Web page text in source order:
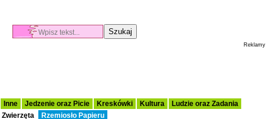
Reklamy
Inne Jedzenie oraz Picie Kreskówki Kultura
Ludzie oraz Zadania
Zwierzęta Rzemiosło Papieru